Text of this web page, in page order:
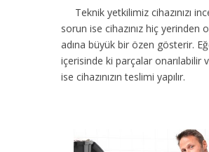
Teknik yetkilimiz cihazınızı
sorun ise cihazınız hiç yerinden
adına büyük bir özen gösterir.
içerisinde ki parçalar onarılabilir
ise cihazınızın teslimi yapılır.